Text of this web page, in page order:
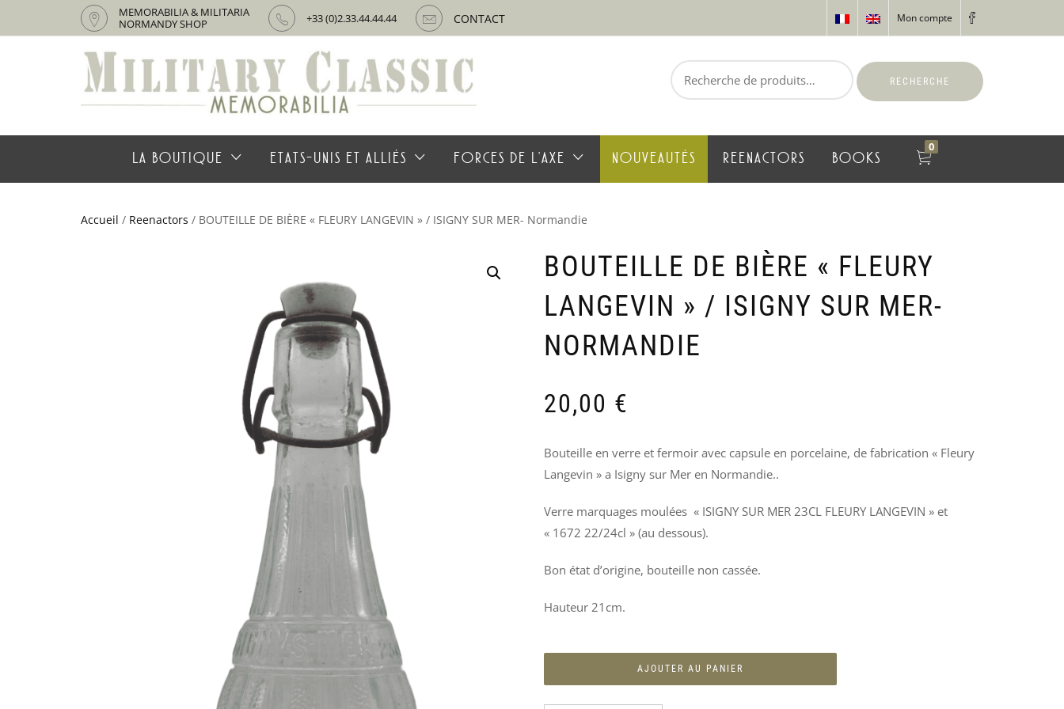
MEMORABILIA & MILITARIA
NORMANDY SHOP
+33 (0)2.33.44.44.44 CONTACT Mon compte
RECHERCHE
LA BOUTIQUE ETATS-UNIS ET ALLIÉS FORCES DE L’AXE NOUVEAUTÉS REENACTORS BOOKS
0
Accueil / Reenactors / BOUTEILLE DE BIÈRE « FLEURY LANGEVIN » / ISIGNY SUR MER- Normandie
BOUTEILLE DE BIÈRE « FLEURY
LANGEVIN » / ISIGNY SUR MER-
NORMANDIE
20,00 €
Bouteille en verre et fermoir avec capsule en porcelaine, de fabrication « Fleury
Langevin » a Isigny sur Mer en Normandie..
Verre marquages moulées « ISIGNY SUR MER 23CL FLEURY LANGEVIN » et
« 1672 22/24cl » (au dessous).
Bon état d’origine, bouteille non cassée.
Hauteur 21cm.
AJOUTER AU PANIER
PRODUITS
SIMILAIRES
INSIGNE
POT
LAMPE
USAAF
INSIGNE
17TH